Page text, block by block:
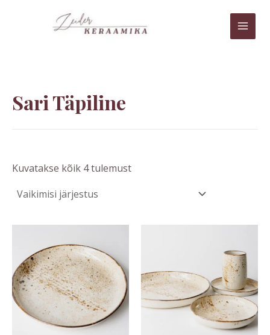
Sari Täpiline
Kuvatakse kõik 4 tulemust